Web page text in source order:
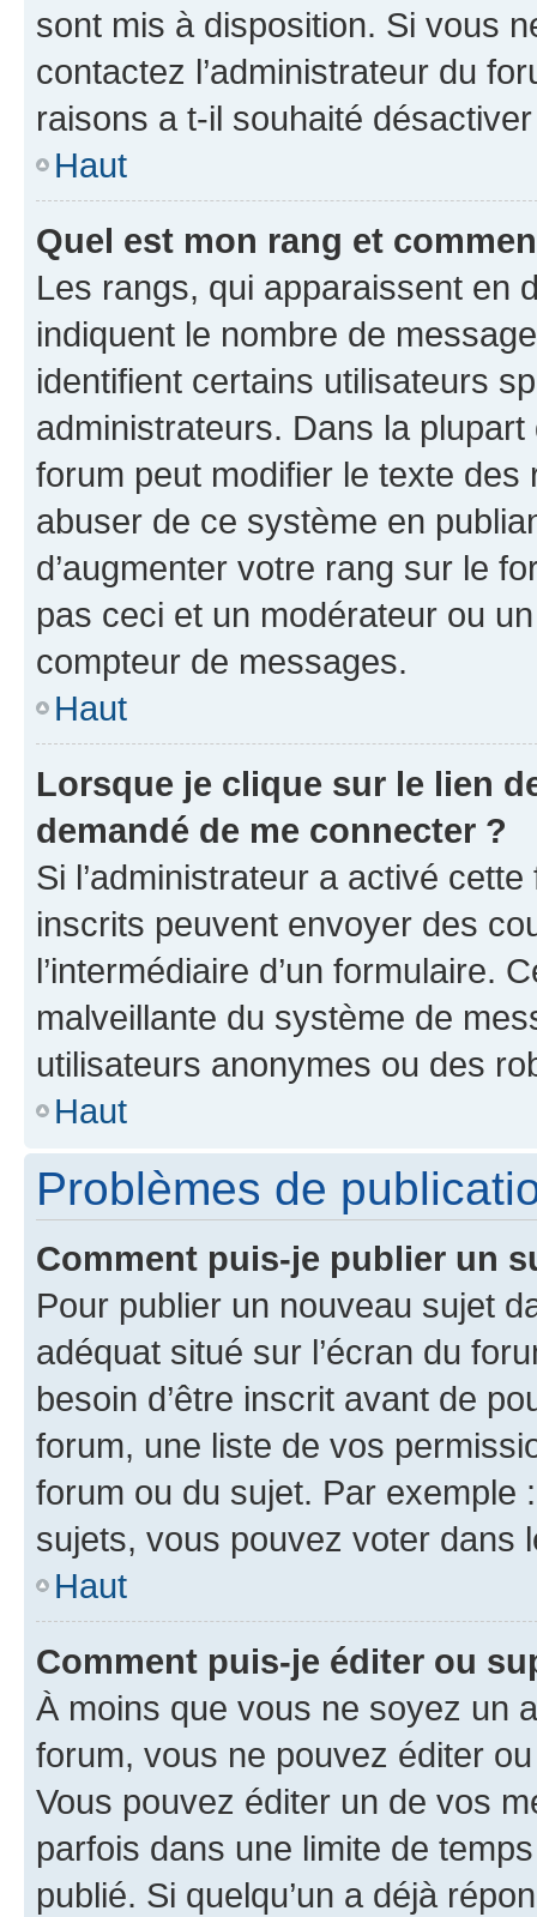
sont mis à disposition. Si vous
contactez l’administrateur du
raisons a t-il souhaité
Haut
Quel est mon rang et
Les rangs, qui apparaissent en
indiquent le nombre de
identifient certains utilisateurs
administrateurs. Dans la
forum peut modifier le texte
abuser de ce système en
d’augmenter votre rang sur le
pas ceci et un modérateur ou
compteur de messages.
Haut
Lorsque je clique sur le lien
demandé de me connecter ?
Si l’administrateur a activé
inscrits peuvent envoyer des
l’intermédiaire d’un formulaire.
malveillante du système de
utilisateurs anonymes ou des
Haut
Problèmes de
Comment puis-je publier un
Pour publier un nouveau sujet
adéquat situé sur l’écran du
besoin d’être inscrit avant de
forum, une liste de vos
forum ou du sujet. Par exemple
sujets, vous pouvez voter dans
Haut
Comment puis-je éditer ou
À moins que vous ne soyez un
forum, vous ne pouvez éditer
Vous pouvez éditer un de vos
parfois dans une limite de
publié. Si quelqu’un a déjà